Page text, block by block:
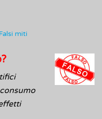
miti